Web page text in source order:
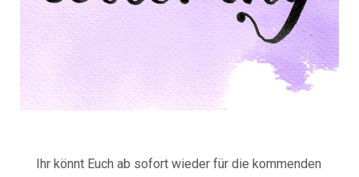
Ihr könnt Euch ab sofort wieder für die kommenden